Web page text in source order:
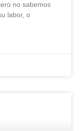
no sabemos
labor, o